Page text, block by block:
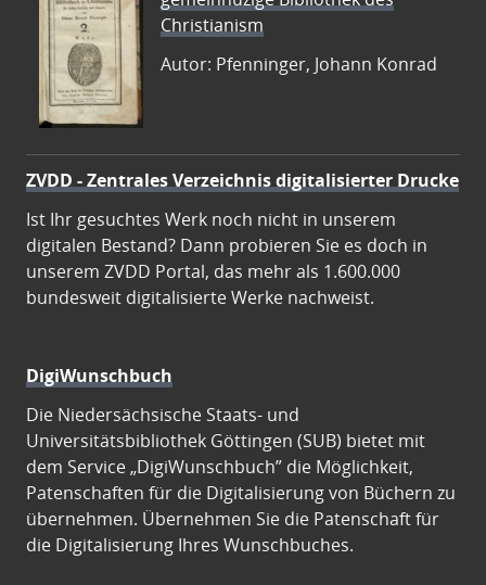
Christianism
Autor: Pfenninger, Johann Konrad
ZVDD - Zentrales Verzeichnis digitalisierter Drucke
Ist Ihr gesuchtes Werk noch nicht in unserem
digitalen Bestand? Dann probieren Sie es doch in
unserem ZVDD Portal, das mehr als 1.600.000
bundesweit digitalisierte Werke nachweist.
DigiWunschbuch
Die Niedersächsische Staats- und
Universitätsbibliothek Göttingen (SUB) bietet mit
dem Service „DigiWunschbuch” die Möglichkeit,
Patenschaften für die Digitalisierung von Büchern zu
übernehmen. Übernehmen Sie die Patenschaft für
die Digitalisierung Ihres Wunschbuches.